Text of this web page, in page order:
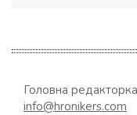
Головна
info@hronikers.com